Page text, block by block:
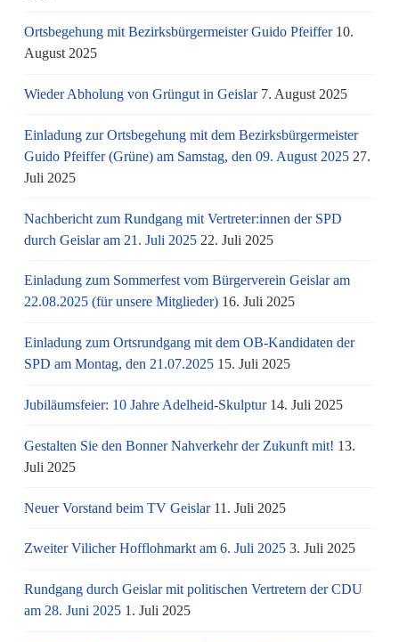
Ortsbegehung mit Bezirksbürgermeister Guido Pfeiffer 10.
August 2025
Wieder Abholung von Grüngut in Geislar 7. August 2025
Einladung zur Ortsbegehung mit dem Bezirksbürgermeister
Guido Pfeiffer (Grüne) am Samstag, den 09. August 2025 27.
Juli 2025
Nachbericht zum Rundgang mit Vertreter:innen der SPD
durch Geislar am 21. Juli 2025 22. Juli 2025
Einladung zum Sommerfest vom Bürgerverein Geislar am
22.08.2025 (für unsere Mitglieder) 16. Juli 2025
Einladung zum Ortsrundgang mit dem OB-Kandidaten der
SPD am Montag, den 21.07.2025 15. Juli 2025
Jubiläumsfeier: 10 Jahre Adelheid-Skulptur 14. Juli 2025
Gestalten Sie den Bonner Nahverkehr der Zukunft mit! 13.
Juli 2025
Neuer Vorstand beim TV Geislar 11. Juli 2025
Zweiter Vilicher Hofflohmarkt am 6. Juli 2025 3. Juli 2025
Rundgang durch Geislar mit politischen Vertretern der CDU
am 28. Juni 2025 1. Juli 2025